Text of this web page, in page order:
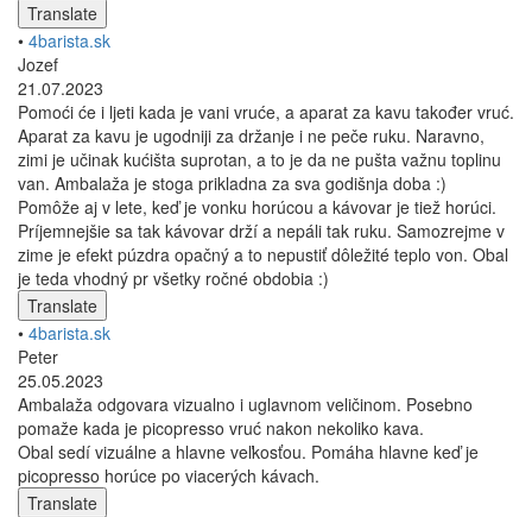
Translate
• 4barista.sk
Jozef
21.07.2023
Pomoći će i ljeti kada je vani vruće, a aparat za kavu također vruć.
Aparat za kavu je ugodniji za držanje i ne peče ruku. Naravno,
zimi je učinak kućišta suprotan, a to je da ne pušta važnu toplinu
van. Ambalaža je stoga prikladna za sva godišnja doba :)
Pomôže aj v lete, keď je vonku horúcou a kávovar je tiež horúci.
Príjemnejšie sa tak kávovar drží a nepáli tak ruku. Samozrejme v
zime je efekt púzdra opačný a to nepustiť dôležité teplo von. Obal
je teda vhodný pr všetky ročné obdobia :)
Translate
• 4barista.sk
Peter
25.05.2023
Ambalaža odgovara vizualno i uglavnom veličinom. Posebno
pomaže kada je picopresso vruć nakon nekoliko kava.
Obal sedí vizuálne a hlavne veľkosťou. Pomáha hlavne keď je
picopresso horúce po viacerých kávach.
Translate